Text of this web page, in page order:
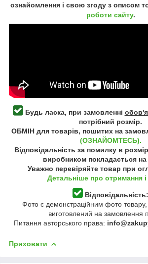
ознайомлення і свою згоду з описом
роботи сайту.
Будь ласка, при замовленні
потрібний розмір.
ОБМІН для товарів, пошитих на
(ОЗНАЙОМТЕСЬ).
Відповідальність за помилку в
виробником покладається на
Уважно перевіряйте товар при
Детальніше про отримання
Відповідальність:
Фото є демонстраційним фото
виготовлений на замовлення
Питання авторського права:
Приховати